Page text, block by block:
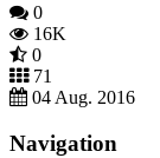
0
16K
0
71
04 Aug. 2016
Navigation